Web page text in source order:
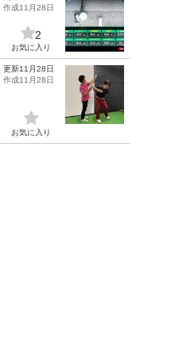
作成11月28日
2
お気に入り
更新11月28日
作成11月28日
お気に入り